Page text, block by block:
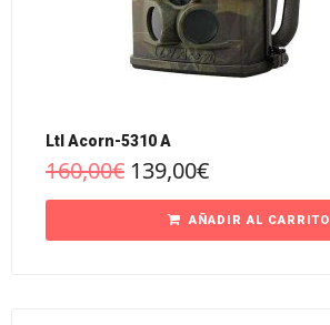
Ltl Acorn-5310 A
160,00€ 139,00€
AÑADIR AL CARRITO